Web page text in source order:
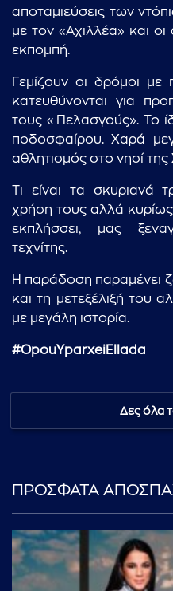
...πληκτρολογήστε
αποταμιεύσεις των
με τον «Αχιλλέα» και
εκπομπή.
Γεμίζουν οι δρόμοι
κατευθύνονται για
τους «Πελασγούς». Το
ποδοσφαίρου. Χαρά
αθλητισμός στο νησί
Τι είναι τα σκυριανά
χρήση τους αλλά
εκπλήσσει, μας
τεχνίτης.
Η παράδοση παραμένει
και τη μετεξέλιξή του
με μεγάλη ιστορία.
#OpouYparxeiEllada
Δες όλα
ΠΡΟΣΦΑΤΑ